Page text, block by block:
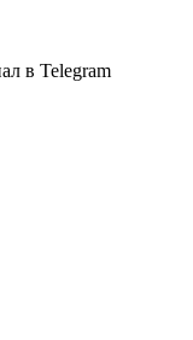
в Telegram